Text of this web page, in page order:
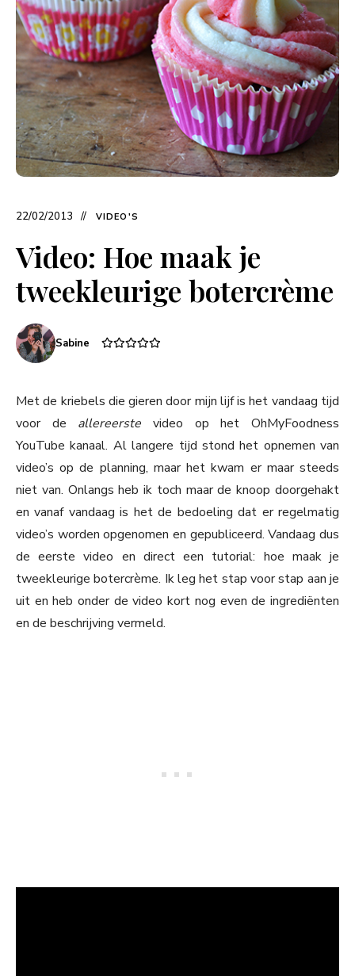
22/02/2013 VIDEO'S
Video: Hoe maak je
tweekleurige botercrème
Sabine
Met de kriebels die gieren door mijn lijf is het vandaag tijd
voor de allereerstevideo op het OhMyFoodness
YouTube kanaal. Al langere tijd stond het opnemen van
video’s op de planning, maar het kwam er maar steeds
niet van. Onlangs heb ik toch maar de knoop doorgehakt
en vanaf vandaag is het de bedoeling dat er regelmatig
video’s worden opgenomen en gepubliceerd. Vandaag dus
de eerste video en direct een tutorial: hoe maak je
tweekleurige botercrème. Ik leg het stap voor stap aan je
uit en heb onder de video kort nog even de ingrediënten
en de beschrijving vermeld.